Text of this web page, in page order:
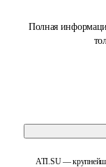
Полная
ATI.SU —